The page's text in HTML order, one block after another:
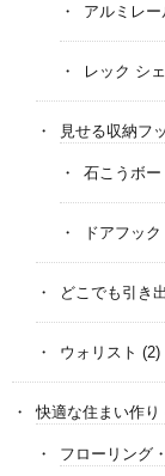
アルミレ
レック シ
見せる収納フ
石こうボー
ドアフック
どこでも引き
ウォリスト (2)
快適な住まい作り
フローリング